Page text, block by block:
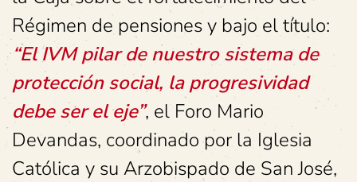
Régimen de pensiones y bajo el título:
“El IVM pilar de nuestro sistema de
protección social, la progresividad
debe ser el eje”, el Foro Mario
Devandas, coordinado por la Iglesia
Católica y su Arzobispado de San José,